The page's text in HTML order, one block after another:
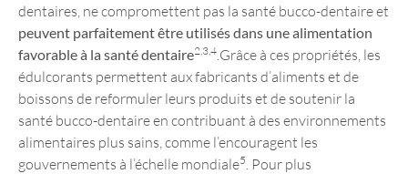
dentaires, ne compromettent pas la santé bucco-dentaire et
peuvent parfaitement être utilisés dans une alimentation
favorable à la santé dentaire2,3,4 .Grâce à ces propriétés, les
édulcorants permettent aux fabricants d’aliments et de
boissons de reformuler leurs produits et de soutenir la
santé bucco-dentaire en contribuant à des environnements
alimentaires plus sains, comme l’encouragent les
gouvernements à l’échelle mondiale5 . Pour plus